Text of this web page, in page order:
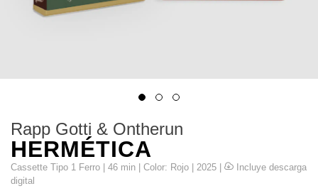
Rapp Gotti & Ontherun
HERMÉTICA
Cassette Tipo 1 Ferro | 46 min | Color: Rojo | 2025 |
Incluye descarga
digital